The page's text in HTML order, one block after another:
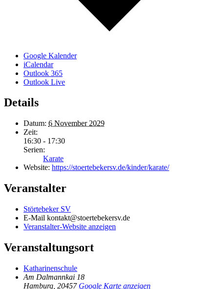
Google Kalender
iCalendar
Outlook 365
Outlook Live
Details
Datum: 6 November 2029
Zeit:
16:30 - 17:30
Serien:
Karate
Website: https://stoertebekersv.de/kinder/karate/
Veranstalter
Störtebeker SV
E-Mail kontakt@stoertebekersv.de
Veranstalter-Website anzeigen
Veranstaltungsort
Katharinenschule
Am Dalmannkai 18
Hamburg 20457 Google Karte anzeigen